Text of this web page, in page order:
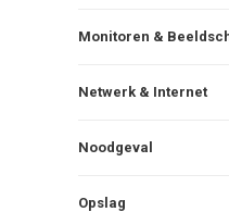
Monitoren &
Netwerk & Internet
Noodgeval
Opslag